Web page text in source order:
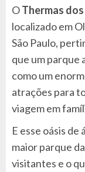
OThermas
localizado em
São Paulo,
que um parque
como um
atrações para
viagem em
E esse oásis
maior parque
visitantes e o